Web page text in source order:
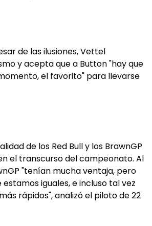
de las ilusiones, Vettel
y acepta que a Button "hay que
el favorito" para llevarse
de los Red Bull y los BrawnGP
el transcurso del campeonato. Al
"tenían mucha ventaja, pero
iguales, e incluso tal vez
rápidos", analizó el piloto de 22